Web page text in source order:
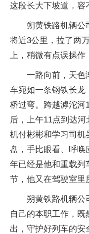
这段长大下坡道，容
朔黄铁路机辆公
将近3公里，拉了两
上，稍微有点误操作
一路向前，天色
车宛如一条钢铁长龙
桥过弯。跨越滹沱河
后，上午11点到达
机付彬彬和学习司机
盘，手比眼看、呼唤
年已经是他和重载列
节，他又在驾驶室里
朔黄铁路机辆公
自己的本职工作，
出，守护好列车的安